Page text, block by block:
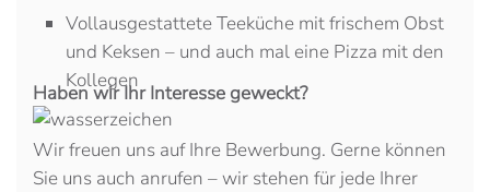
Vollausgestattete Teeküche mit frischem Obst
und Keksen – und auch mal eine Pizza mit den
Kollegen
Haben wir Ihr Interesse geweckt?
Wir freuen uns auf Ihre Bewerbung. Gerne können
Sie uns auch anrufen – wir stehen für jede Ihrer